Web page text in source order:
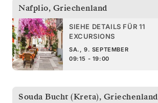
Nafplio, Griechenland
SIEHE DETAILS FÜR 11
EXCURSIONS
SA., 9. SEPTEMBER
09:15 - 19:00
Souda Bucht (Kreta), Griechenland